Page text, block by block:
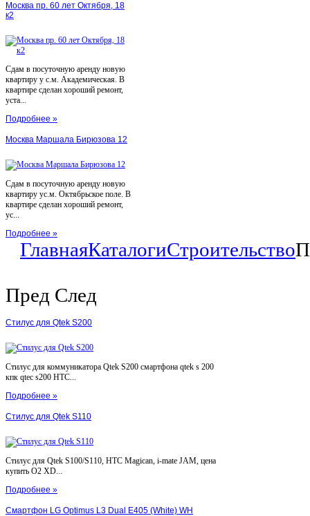
Москва пр. 60 лет Октября, 18
к2
Сдам в посуточную аренду новую
квартиру у с.м. Академическая. В
квартире сделан хороший ремонт,
уста...
Подробнее »
Москва Маршала Бирюзова 12
Сдам в посуточную аренду новую
квартиру ус.м. Октябрьское поле. В
квартире сделан хороший ремонт,
ус...
Подробнее »
ГлавнаяКаталогиСтроительство
Пред След
Стилус для Qtek S200
Стилус для коммуникатора Qtek S200 смартфона qtek s 200
кпк qtec s200 HTC...
Подробнее »
Стилус для Qtek S110
Стилус для Qtek S100/S110, HTC Magican, i-mate JAM, цена
купить O2 XD...
Подробнее »
Смартфон LG Optimus L3 Dual E405 (White) WH